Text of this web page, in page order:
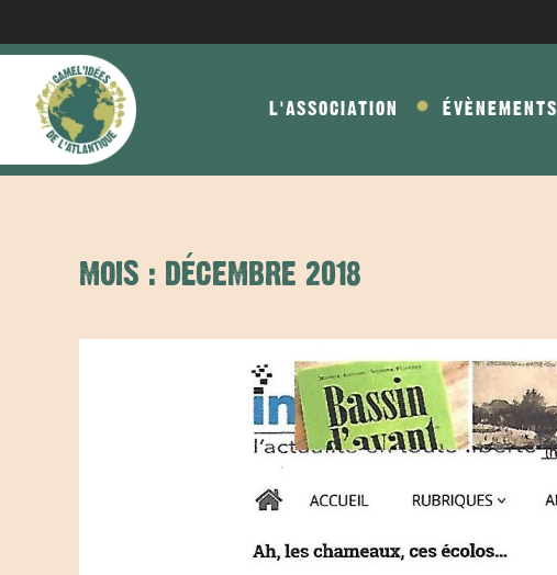
Skip to main content
L'ASSOCIATION ÉVÈNEMENTS
MOIS : DÉCEMBRE 2018